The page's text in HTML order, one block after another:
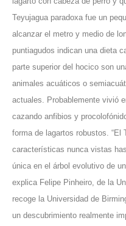
Teyujagua paradoxa fue un
alcanzar el metro y medio de
puntiagudos indican una dieta
parte superior del hocico son
animales acuáticos o
actuales. Probablemente vivió
cazando anfibios y
forma de lagartos robustos. “El
características nunca vistas
única en el árbol evolutivo de
explica Felipe Pinheiro, de la
recoge la Universidad de
un descubrimiento realmente